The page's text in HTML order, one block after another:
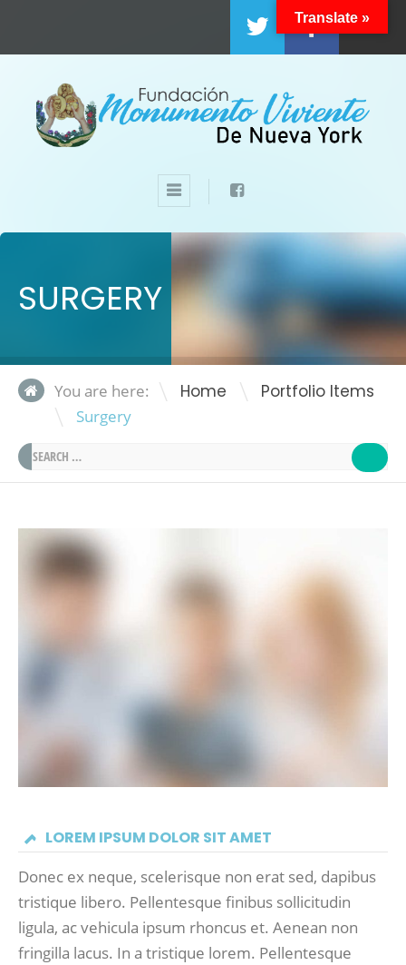
SHARE
SURGERY
You are here: Home \ Portfolio Items
\ Surgery
LOREM IPSUM DOLOR SIT AMET
Donec ex neque, scelerisque non erat sed, dapibus
tristique libero. Pellentesque finibus sollicitudin
ligula, ac vehicula ipsum rhoncus et. Aenean non
fringilla lacus. In a tristique lorem. Pellentesque
Translate »